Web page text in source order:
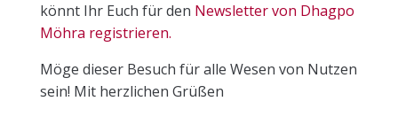
könnt Ihr Euch für den Newsletter von Dhagpo
Möhra registrieren.
Möge dieser Besuch für alle Wesen von Nutzen
sein! Mit herzlichen Grüßen